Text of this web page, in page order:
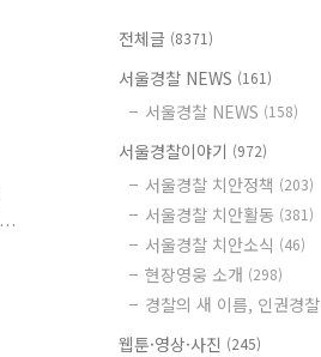
전체글 (8371)
서울경찰 NEWS (161)
서울경찰 NEWS (158)
서울경찰이야기 (972)
서울경찰 치안정책 (203)
서울경찰 치안활동 (381)
서울경찰 치안소식 (46)
현장영웅 소개 (298)
경찰의 새 이름, 인권경찰
웹툰·영상·사진 (245)